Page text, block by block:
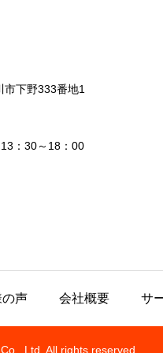
市下野333番地1
：30～18：00
の声 会社概要 サ
Ltd. All rights reserved